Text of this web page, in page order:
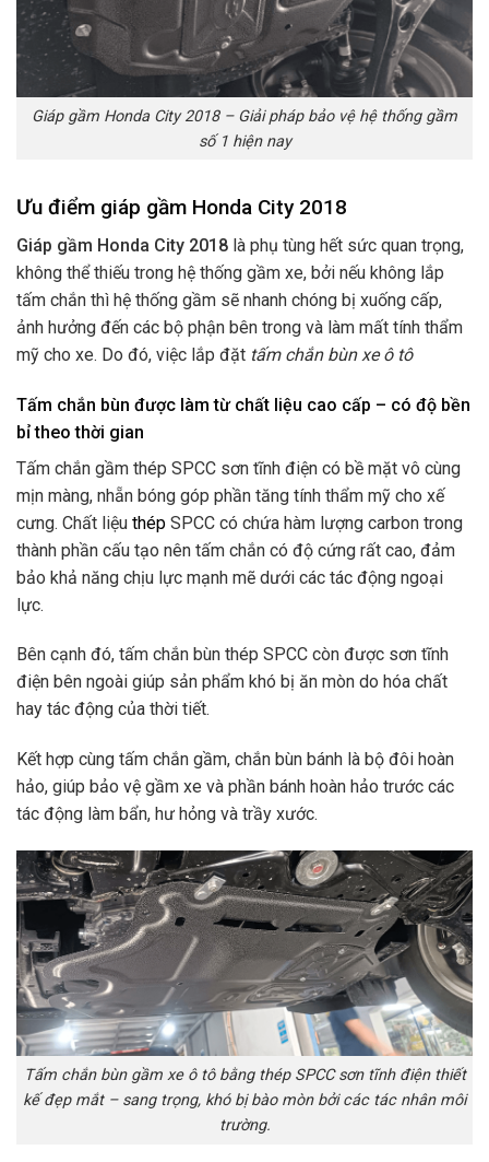
Giáp gầm Honda City 2018 – Giải pháp bảo vệ hệ thống gầm
số 1 hiện nay
Ưu điểm giáp gầm Honda City 2018
Giáp gầm Honda City 2018 là phụ tùng hết sức quan trọng,
không thể thiếu trong hệ thống gầm xe, bởi nếu không lắp
tấm chắn thì hệ thống gầm sẽ nhanh chóng bị xuống cấp,
ảnh hưởng đến các bộ phận bên trong và làm mất tính thẩm
mỹ cho xe. Do đó, việc lắp đặt tấm chắn bùn xe ô tô
Tấm chắn bùn được làm từ chất liệu cao cấp – có độ bền
bỉ theo thời gian
Tấm chắn gầm thép SPCC sơn tĩnh điện có bề mặt vô cùng
mịn màng, nhẵn bóng góp phần tăng tính thẩm mỹ cho xế
cưng. Chất liệu thép SPCC có chứa hàm lượng carbon trong
thành phần cấu tạo nên tấm chắn có độ cứng rất cao, đảm
bảo khả năng chịu lực mạnh mẽ dưới các tác động ngoại
lực.
Bên cạnh đó, tấm chắn bùn thép SPCC còn được sơn tĩnh
điện bên ngoài giúp sản phẩm khó bị ăn mòn do hóa chất
hay tác động của thời tiết.
Kết hợp cùng tấm chắn gầm, chắn bùn bánh là bộ đôi hoàn
hảo, giúp bảo vệ gầm xe và phần bánh hoàn hảo trước các
tác động làm bẩn, hư hỏng và trầy xước.
Tấm chắn bùn gầm xe ô tô bằng thép SPCC sơn tĩnh điện thiết
kế đẹp mắt – sang trọng, khó bị bào mòn bởi các tác nhân môi
trường.